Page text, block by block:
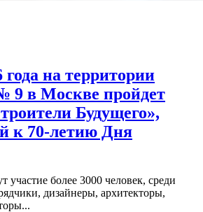
года на территории
9 в Москве пройдет
Будущего»,
к 70-летию Дня
более 3000 человек, среди
дизайнеры, архитекторы,